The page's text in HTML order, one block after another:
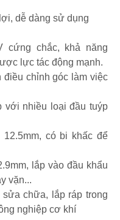
dễ dàng sử dụng
lực tác động mạnh.
vặn...
nghiệp cơ khí